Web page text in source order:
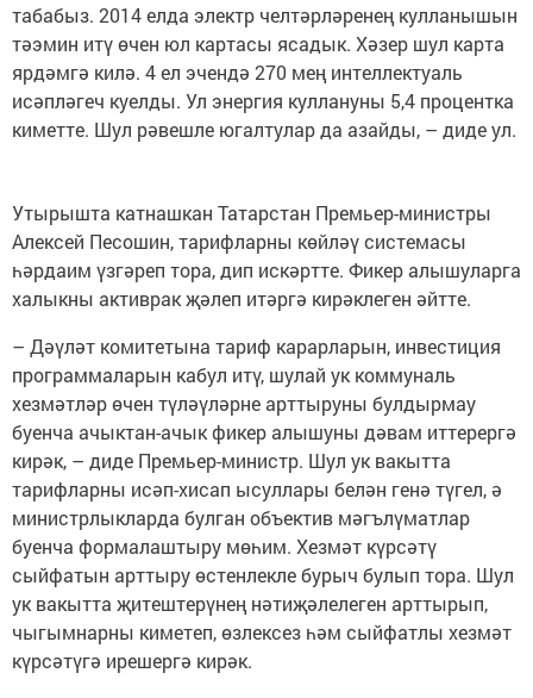
табабыз. 2014 елда электр челтәрләренең кулланышын
тәэмин итү өчен юл картасы ясадык. Хәзер шул карта
ярдәмгә килә. 4 ел эчендә 270 мең интеллектуаль
исәпләгеч куелды. Ул энергия куллануны 5,4 процентка
киметте. Шул рәвешле югалтулар да азайды, – диде ул.
Утырышта катнашкан Татарстан Премьер-министры
Алексей Песошин, тарифларны көйләү системасы
һәрдаим үзгәреп тора, дип искәртте. Фикер алышуларга
халыкны активрак җәлеп итәргә кирәклеген әйтте.
– Дәүләт комитетына тариф карарларын, инвестиция
программаларын кабул итү, шулай ук коммуналь
хезмәтләр өчен түләүләрне арттыруны булдырмау
буенча ачыктан-ачык фикер алышуны дәвам иттерергә
кирәк, – диде Премьер-министр. Шул ук вакытта
тарифларны исәп-хисап ысуллары белән генә түгел, ә
министрлыкларда булган объектив мәгълүматлар
буенча формалаштыру мөһим. Хезмәт күрсәтү
сыйфатын арттыру өстенлекле бурыч булып тора. Шул
ук вакытта җитештерүнең нәтиҗәлелеген арттырып,
чыгымнарны киметеп, өзлексез һәм сыйфатлы хезмәт
күрсәтүгә ирешергә кирәк.